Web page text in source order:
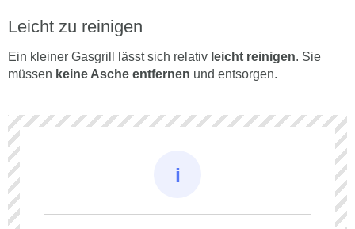
Leicht zu reinigen
Ein kleiner Gasgrill lässt sich relativ leicht reinigen. Sie
müssen keine Asche entfernen und entsorgen.